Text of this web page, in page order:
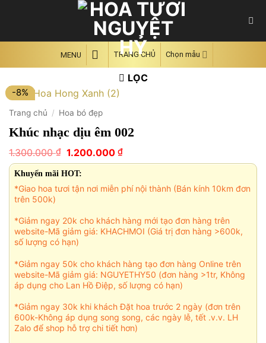
MENU TRANG CHỦ Chọn mẫu
LỌC
-8%
Trang chủ / Hoa bó đẹp
Khúc nhạc dịu êm 002
1.300.000₫ Giá
gốc
là:
1.300.000 ₫.
1.200.000 ₫Giá
hiện
1.200.000 ₫.
Khuyến mãi HOT:
*Giao hoa tươi tận nơi miễn phí nội thành (Bán kính 10km đơn
trên 500k)
*Giảm ngay 20k cho khách hàng mới tạo đơn hàng trên
website-Mã giảm giá: KHACHMOI (Giá trị đơn hàng >600k,
số lượng có hạn)
*Giảm ngay 50k cho khách hàng tạo đơn hàng Online trên
website-Mã giảm giá: NGUYETHY50 (đơn hàng >1tr, Không
áp dụng cho Lan Hồ Điệp, số lượng có hạn)
*Giảm ngay 30k khi khách Đặt hoa trước 2 ngày (đơn trên
600k-Không áp dụng song song, các ngày lễ, tết .v.v. LH
Zalo để shop hỗ trợ chi tiết hơn)